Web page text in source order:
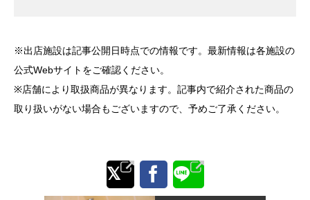
※出店施設は記事公開日時点での情報です。最新情報は各施設の
公式Webサイトをご確認ください。
※店舗により取扱商品が異なります。記事内で紹介された商品の
取り扱いがない場合もございますので、予めご了承ください。